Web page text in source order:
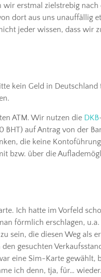
erstmal zielstrebig
dort aus uns unauffällig
jeder wissen, dass
kein Geld in
ATM. Wir nutzen die DKB
BHT) auf Antrag von der
die keine
bzw. über die
Ich hatte im Vorfeld
förmlich erschlagen,
sein, die diesen Weg als
gesuchten
eine Sim-Karte gewählt,
ich denn, tja, für…